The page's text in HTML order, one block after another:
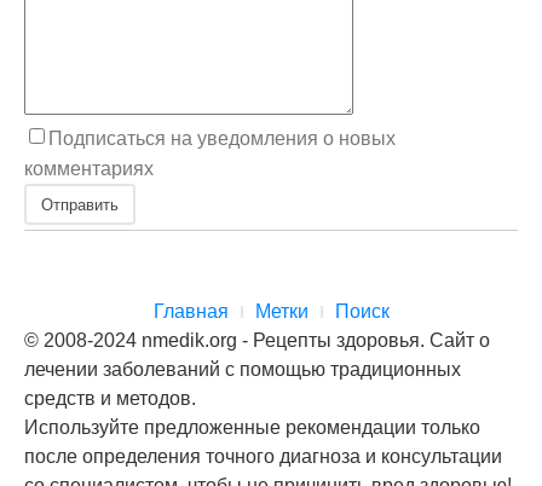
Подписаться на уведомления о новых
комментариях
Отправить
Главная Метки
Поиск
© 2008-2024 nmedik.org - Рецепты здоровья. Сайт о
лечении заболеваний с помощью традиционных
средств и методов.
Используйте предложенные рекомендации только
после определения точного диагноза и консультации